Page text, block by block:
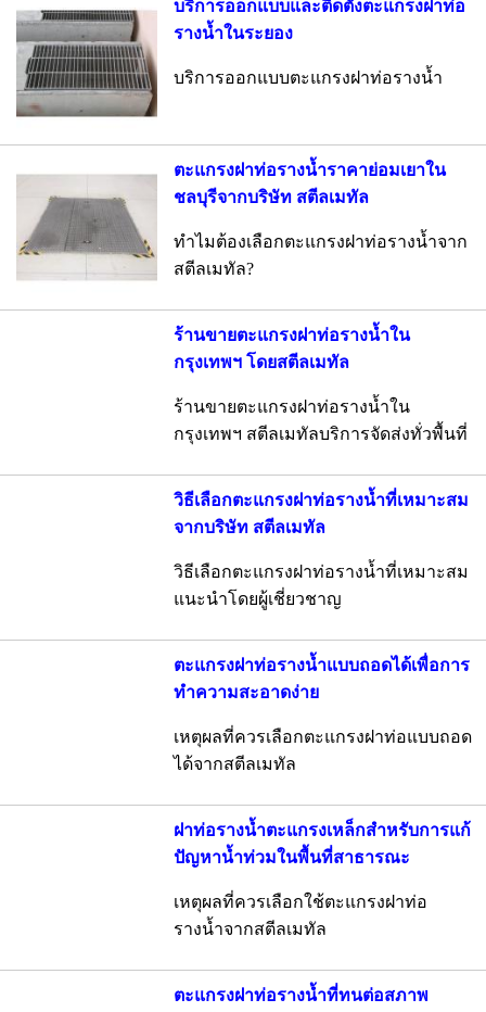
บริการออกแบบและติดตั้งตะแกรงฝาท่อ
รางน้ำในระยอง
บริการออกแบบตะแกรงฝาท่อรางน้ำ
ตะแกรงฝาท่อรางน้ำราคาย่อมเยาใน
ชลบุรีจากบริษัท สตีลเมทัล
ทำไมต้องเลือกตะแกรงฝาท่อรางน้ำจาก
สตีลเมทัล?
ร้านขายตะแกรงฝาท่อรางน้ำใน
กรุงเทพฯ โดยสตีลเมทัล
ร้านขายตะแกรงฝาท่อรางน้ำใน
กรุงเทพฯ สตีลเมทัลบริการจัดส่งทั่วพื้นที่
วิธีเลือกตะแกรงฝาท่อรางน้ำที่เหมาะสม
จากบริษัท สตีลเมทัล
วิธีเลือกตะแกรงฝาท่อรางน้ำที่เหมาะสม
แนะนำโดยผู้เชี่ยวชาญ
ตะแกรงฝาท่อรางน้ำแบบถอดได้เพื่อการ
ทำความสะอาดง่าย
เหตุผลที่ควรเลือกตะแกรงฝาท่อแบบถอด
ได้จากสตีลเมทัล
ฝาท่อรางน้ำตะแกรงเหล็กสำหรับการแก้
ปัญหาน้ำท่วมในพื้นที่สาธารณะ
เหตุผลที่ควรเลือกใช้ตะแกรงฝาท่อ
รางน้ำจากสตีลเมทัล
ตะแกรงฝาท่อรางน้ำที่ทนต่อสภาพ